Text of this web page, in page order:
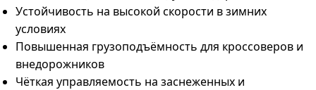
Устойчивость на высокой скорости в зимних
условиях
Повышенная грузоподъёмность для кроссоверов и
внедорожников
Чёткая управляемость на заснеженных и